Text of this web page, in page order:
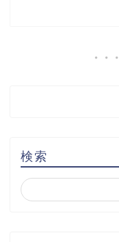
検索